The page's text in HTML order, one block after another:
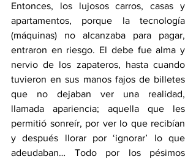
Entonces, los lujosos carros, casas y
apartamentos, porque la tecnología
(máquinas) no alcanzaba para pagar,
entraron en riesgo. El debe fue alma y
nervio de los zapateros, hasta cuando
tuvieron en sus manos fajos de billetes
que no dejaban ver una realidad,
llamada apariencia; aquella que les
permitió sonreír, por ver lo que recibían
y después llorar por ‘ignorar’ lo que
adeudaban… Todo por los pésimos